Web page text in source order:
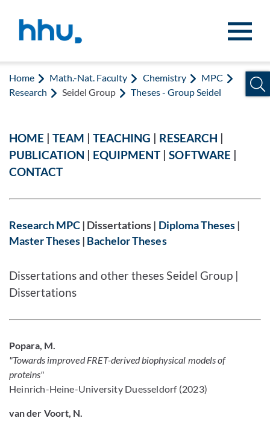
Home Math.-Nat. Faculty Chemistry
MPC
Research
Seidel Group Theses - Group Seidel
HOME |TEAM |TEACHING | RESEARCH |
PUBLICATION | EQUIPMENT |SOFTWARE |
CONTACT
Research MPC| Dissertations | Diploma Theses|
Master Theses| Bachelor Theses
Dissertations and other theses Seidel Group |
Dissertations
Popara, M.
"Towards improved FRET-derived biophysical models of
proteins"
Heinrich-Heine-University Duesseldorf (2023)
van der Voort, N.